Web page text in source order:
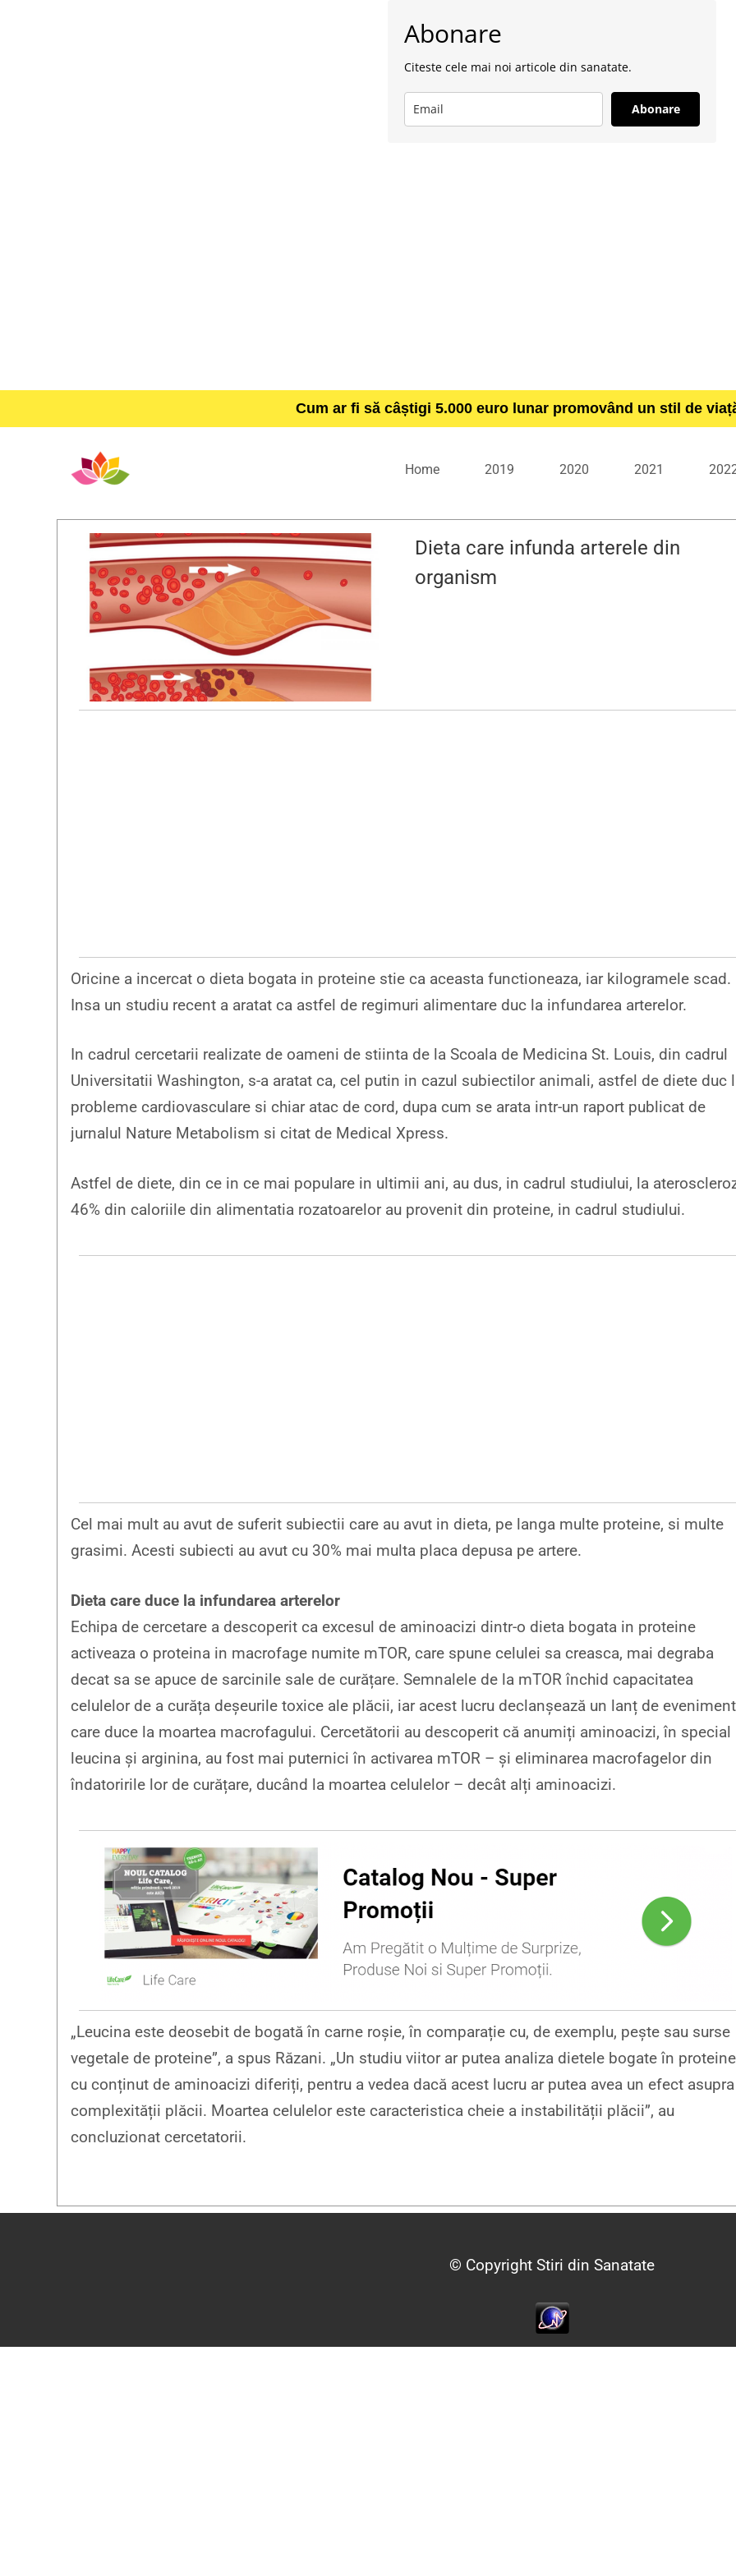
Abonare
Citeste cele mai noi articole din sanatate.
Abonare
Cum ar fi să câștigi 5.000 euro lunar promovând un stil de
Home 2019 2020 2021
Dieta care infunda arterele din
organism
Oricine a incercat o dieta bogata in proteine stie ca aceasta functioneaza, iar kilogramele scad.
Insa un studiu recent a aratat ca astfel de regimuri alimentare duc la infundarea arterelor.
In cadrul cercetarii realizate de oameni de stiinta de la Scoala de Medicina St. Louis, din cadrul
Universitatii Washington, s-a aratat ca, cel putin in cazul subiectilor animali, astfel de diete duc
probleme cardiovasculare si chiar atac de cord, dupa cum se arata intr-un raport publicat de
jurnalul Nature Metabolism si citat de Medical Xpress.
Astfel de diete, din ce in ce mai populare in ultimii ani, au dus, in cadrul studiului, la
46% din caloriile din alimentatia rozatoarelor au provenit din proteine, in cadrul studiului.
Cel mai mult au avut de suferit subiectii care au avut in dieta, pe langa multe proteine, si multe
grasimi. Acesti subiecti au avut cu 30% mai multa placa depusa pe artere.
Dieta care duce la infundarea arterelor
Echipa de cercetare a descoperit ca excesul de aminoacizi dintr-o dieta bogata in proteine ​​
activeaza o proteina in macrofage numite mTOR, care spune celulei sa creasca, mai degraba
decat sa se apuce de sarcinile sale de curățare. Semnalele de la mTOR închid capacitatea
celulelor de a curăța deșeurile toxice ale plăcii, iar acest lucru declanșează un lanț de
care duce la moartea macrofagului. Cercetătorii au descoperit că anumiți aminoacizi, în special
leucina și arginina, au fost mai puternici în activarea mTOR – și eliminarea macrofagelor din
îndatoririle lor de curățare, ducând la moartea celulelor – decât alți aminoacizi.
„Leucina este deosebit de bogată în carne roșie, în comparație cu, de exemplu, pește sau surse
vegetale de proteine”, a spus Răzani. „Un studiu viitor ar putea analiza dietele bogate în
cu conținut de aminoacizi diferiți, pentru a vedea dacă acest lucru ar putea avea un efect asupra
complexității plăcii. Moartea celulelor este caracteristica cheie a instabilității plăcii”, au
concluzionat cercetatorii.
© Copyright Stiri din Sanatate